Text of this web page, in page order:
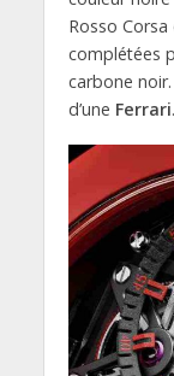
Rosso Corsa
complétées
carbone
d’une Ferrari.